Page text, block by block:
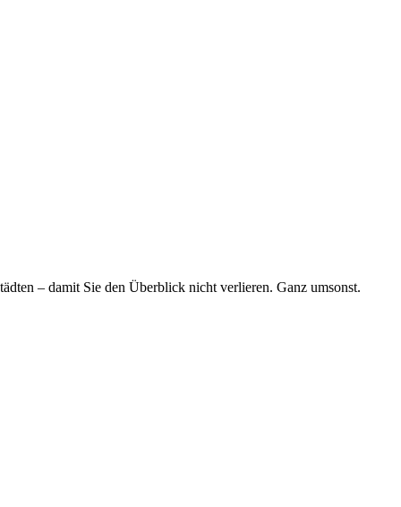
– damit Sie den Überblick nicht verlieren. Ganz umsonst.